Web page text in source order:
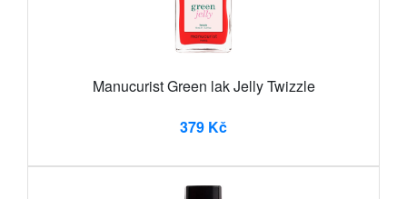
Manucurist Green lak Jelly Twizzle
379 Kč